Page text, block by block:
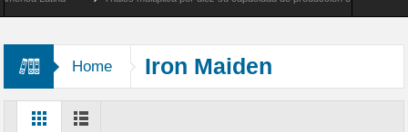
Home Iron Maiden